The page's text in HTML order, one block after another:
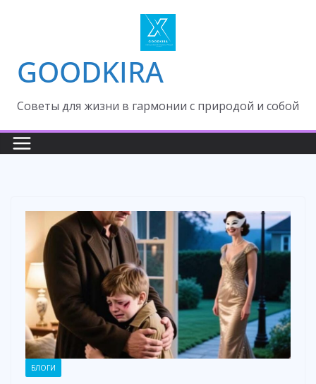
GOODKIRA
Cоветы для жизни в гармонии с природой и собой
БЛОГИ